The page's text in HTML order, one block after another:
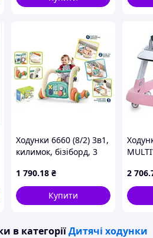
Бажаний колір можна вказати у
Ходунки 6660 (8/2) 3в1,
килимок, бізіборд, 3
люстерко, піаніно,
мелодії, підсвічування,
килимок 81х40 см,
1 790.18 ₴
Купити
2 706
в категоріїДитячі ходунки